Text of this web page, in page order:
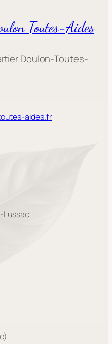
Toutes-Aides
Doulon-Toutes-
aides.fr
Lussac